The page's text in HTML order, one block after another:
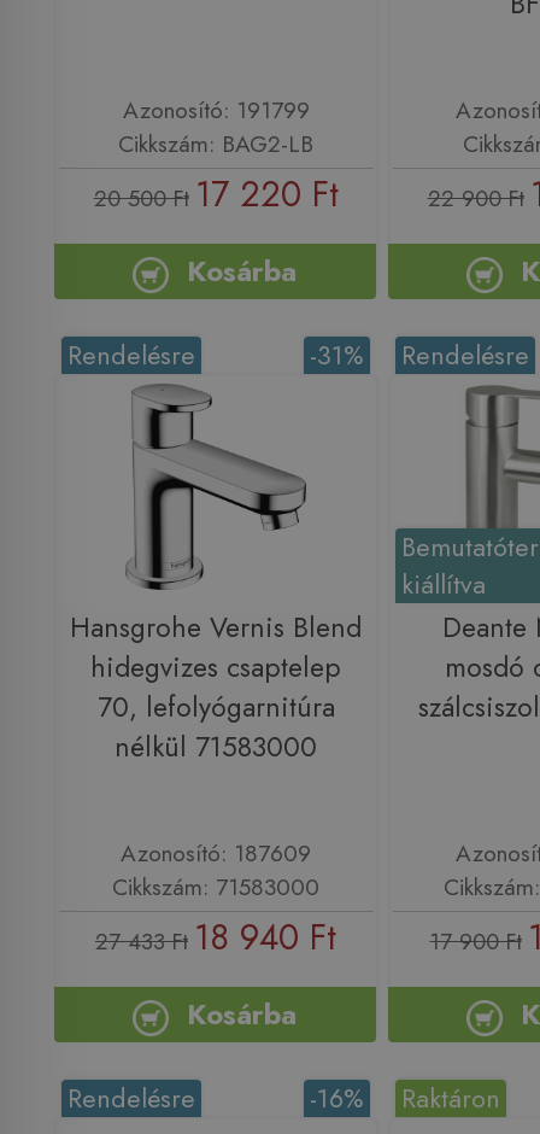
Azonosító: 191799
Cikkszám: BAG2-LB
20 500 Ft 17 220 Ft
Kosárba
22 900 Ft
-31%
Rendelésre
Hansgrohe Vernis Blend
hidegvizes csaptelep
70, lefolyógarnitúra
nélkül 71583000
Azonosító: 187609
Cikkszám: 71583000
27 433 Ft 18 940 Ft
Kosárba
kiállítva
Rendelésre
mosdó
17 900 Ft
-16%
Rendelésre Raktáron